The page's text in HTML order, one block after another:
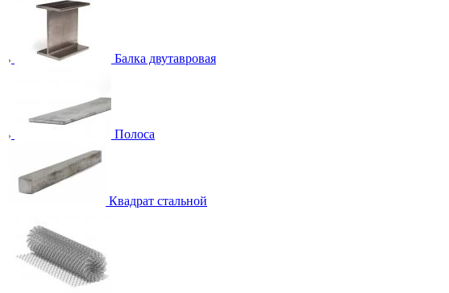
Балка двутавровая
Полоса
Квадрат стальной